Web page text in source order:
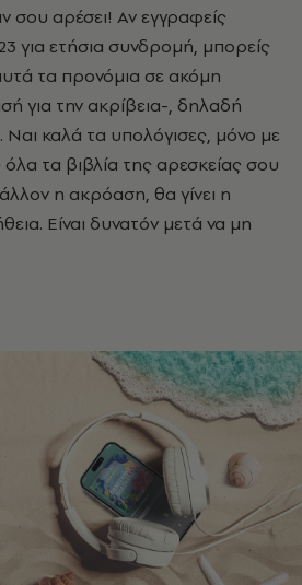
σου αρέσει! Αν εγγραφείς
για ετήσια συνδρομή, μπορείς
τα προνόμια σε ακόμη
για την ακρίβεια-, δηλαδή
Ναι καλά τα υπολόγισες, μόνο με
τα βιβλία της αρεσκείας σου
η ακρόαση, θα γίνει η
Είναι δυνατόν μετά να μη